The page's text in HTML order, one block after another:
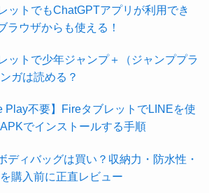
ットでもChatGPTアプリが利用でき
ラウザからも使える！
ットで少年ジャンプ＋（ジャンププラ
ガは読める？
Play不要】FireタブレットでLINEを使
でインストールする手順
ディバッグは買い？収納力・防水性・
購入前に正直レビュー